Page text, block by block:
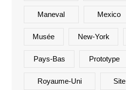
Maneval Mexico
Musée New-York
Pays-Bas Prototype
Royaume-Uni Site